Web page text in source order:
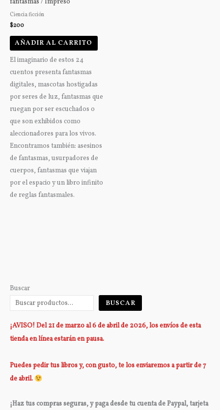
Buscar
BUSCAR
¡AVISO! Del 21 de marzo al 6 de abril de 2026, los envíos de esta
tienda en línea estarán en pausa.
Puedes pedir tus libros y, con gusto, te los enviaremos a partir de 7
de abril.
¡Haz tus compras seguras, y paga desde tu cuenta de Paypal, tarjeta
Ciencia ficción
$200
AÑADIR AL CARRITO
El imaginario de estos 24
cuentos presenta fantasmas
digitales, mascotas hostigadas
por seres de luz, fantasmas que
ruegan por ser escuchados o
que son exhibidos como
aleccionadores para los vivos.
Encontramos también: asesinos
de fantasmas, usurpadores de
cuerpos, fantasmas que viajan
por el espacio y un libro infinito
de reglas fantasmales.